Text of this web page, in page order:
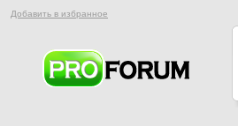
Добавить в избранное